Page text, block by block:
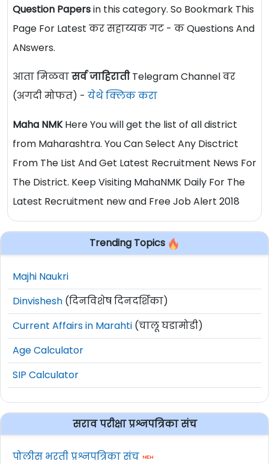
Question Papersin this category. So Bookmark This
Page For Latest कर सहाय्यक गट - क Questions And
ANswers.
आता मिळवासर्व जाहिरातीTelegram Channel वर
(अगदी मोफत) - येथे क्लिक करा
Maha NMKHere You will get the list of all district
from Maharashtra. You Can Select Any Disctrict
From The List And Get Latest Recruitment News For
The District. Keep Visiting MahaNMK Daily For The
Latest Recruitment new and Free Job Alert 2018
Trending Topics
Majhi Naukri
Dinvishesh (दिनविशेष दिनदर्शिका)
Current Affairs in Marahti (चालू घडामोडी)
Age Calculator
SIP Calculator
सराव परीक्षा प्रश्नपत्रिका संच
पोलीस भरती प्रश्नपत्रिका संच